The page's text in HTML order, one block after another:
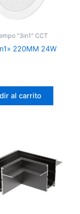
"3in1" CCT
220MM 24W
al carrito